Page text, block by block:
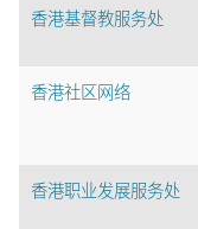
香港基督教服务处
香港社区网络
香港职业发展服务处